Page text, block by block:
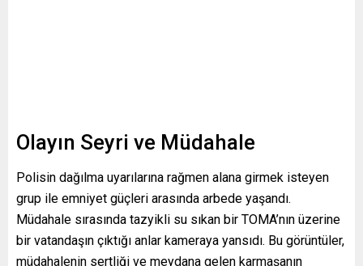
Olayın Seyri ve Müdahale
Polisin dağılma uyarılarına rağmen alana girmek isteyen
grup ile emniyet güçleri arasında arbede yaşandı.
Müdahale sırasında tazyikli su sıkan bir TOMA’nın üzerine
bir vatandaşın çıktığı anlar kameraya yansıdı. Bu görüntüler,
müdahalenin sertliği ve meydana gelen karmaşanın